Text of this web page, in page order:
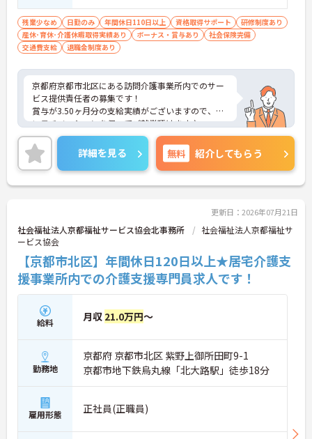
残業少なめ 日勤のみ 年間休日110日以上 資格取得サポート
研修制度あり
産休･育休･介護休暇取得実績あり
ボーナス・賞与あり
社会保険完備
交通費支給
退職金制度あり
京都府京都市北区にある訪問介護事業所内でのサー
ビス提供責任者の募集です！
賞与が3.50ヶ月分の支給実績がございますので、高
いモチベーションを保ってご就業頂けます♪
年間休日120日以上としっかりお休みも取得できる
ので、ワークライフバランスを大切にしたい方にオ
ススメです◎
ご興味のある方には、面接対策ポイントなど、さら
に詳細をお話しいたしますのでお気軽にご相談くだ
詳細を見る 無料 紹介してもらう
更新日：2026年07月21日
社会福祉法人京都福祉サービス協会北事務所
社会福祉法人京都福祉サ
ービス協会
【京都市北区】年間休日120日以上★居宅介護支
援事業所内での介護支援専門員求人です！
給料 月収 21.0万円～
勤務地
京都府 京都市北区 紫野上御所田町9-1
京都市地下鉄烏丸線「北大路駅」徒歩18分
雇用形態 正社員(正職員)